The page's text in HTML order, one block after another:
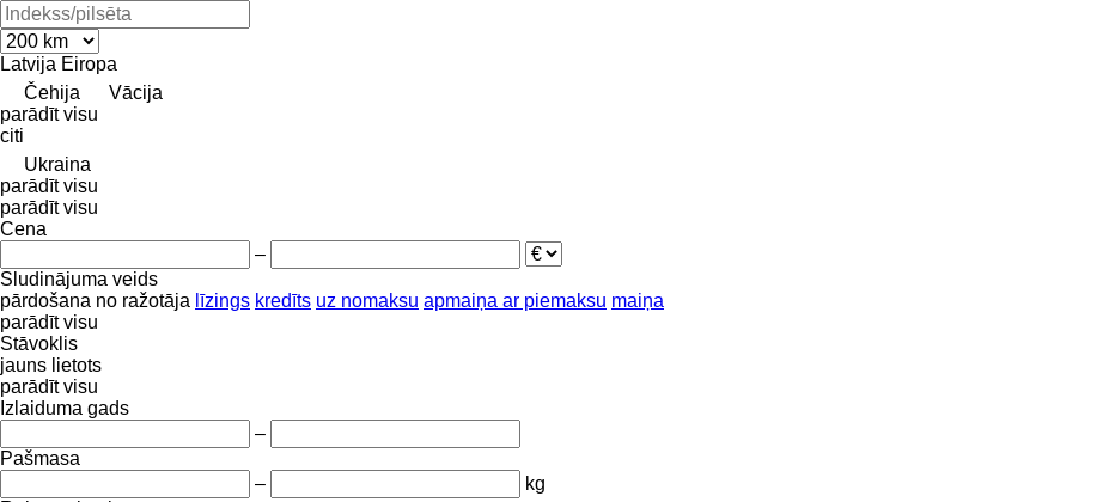
Latvija Eiropa
Čehija
Vācija
parādīt visu
citi
Ukraina
parādīt visu
parādīt visu
Cena
–
Sludinājuma veids
pārdošana no ražotāja līzings kredīts uz nomaksu apmaiņa ar piemaksu maiņa
parādīt visu
Stāvoklis
jauns lietots
parādīt visu
Izlaiduma gads
–
Pašmasa
–
kg